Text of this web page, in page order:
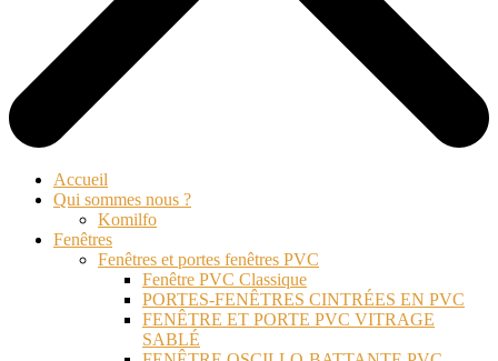
Accueil
Qui sommes nous ?
Komilfo
Fenêtres
Fenêtres et portes fenêtres PVC
Fenêtre PVC Classique
PORTES-FENÊTRES CINTRÉES EN PVC
FENÊTRE ET PORTE PVC VITRAGE
SABLÉ